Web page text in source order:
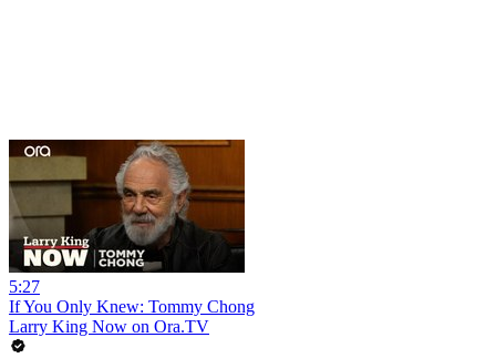
5:27
If You Only Knew: Tommy Chong
Larry King Now on Ora.TV